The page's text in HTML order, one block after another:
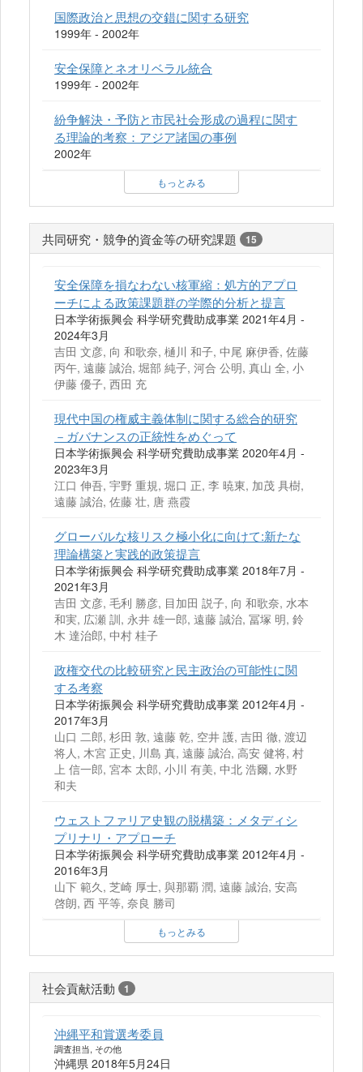
国際政治と思想の交錯に関する研究
1999年 - 2002年
安全保障とネオリベラル統合
1999年 - 2002年
紛争解決・予防と市民社会形成の過程に関す
る理論的考察：アジア諸国の事例
2002年
もっとみる
共同研究・競争的資金等の研究課題 15
安全保障を損なわない核軍縮：処方的アプロ
ーチによる政策課題群の学際的分析と提言
日本学術振興会 科学研究費助成事業 2021年4月 -
2024年3月
吉田 文彦, 向 和歌奈, 樋川 和子, 中尾 麻伊香, 佐藤
丙午, 遠藤 誠治, 堀部 純子, 河合 公明, 真山 全, 小
伊藤 優子, 西田 充
現代中国の権威主義体制に関する総合的研究
－ガバナンスの正統性をめぐって
日本学術振興会 科学研究費助成事業 2020年4月 -
2023年3月
江口 伸吾, 宇野 重規, 堀口 正, 李 暁東, 加茂 具樹,
遠藤 誠治, 佐藤 壮, 唐 燕霞
グローバルな核リスク極小化に向けて:新たな
理論構築と実践的政策提言
日本学術振興会 科学研究費助成事業 2018年7月 -
2021年3月
吉田 文彦, 毛利 勝彦, 目加田 説子, 向 和歌奈, 水本
和実, 広瀬 訓, 永井 雄一郎, 遠藤 誠治, 冨塚 明, 鈴
木 達治郎, 中村 桂子
政権交代の比較研究と民主政治の可能性に関
する考察
日本学術振興会 科学研究費助成事業 2012年4月 -
2017年3月
山口 二郎, 杉田 敦, 遠藤 乾, 空井 護, 吉田 徹, 渡辺
将人, 木宮 正史, 川島 真, 遠藤 誠治, 高安 健将, 村
上 信一郎, 宮本 太郎, 小川 有美, 中北 浩爾, 水野
和夫
ウェストファリア史観の脱構築：メタディシ
プリナリ・アプローチ
日本学術振興会 科学研究費助成事業 2012年4月 -
2016年3月
山下 範久, 芝崎 厚士, 與那覇 潤, 遠藤 誠治, 安高
啓朗, 西 平等, 奈良 勝司
もっとみる
社会貢献活動 1
沖縄平和賞選考委員
調査担当, その他
沖縄県 2018年5月24日